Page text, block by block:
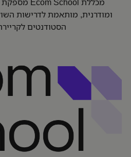
ומודרנית, מותאמת לדרישות
הסטודנטים